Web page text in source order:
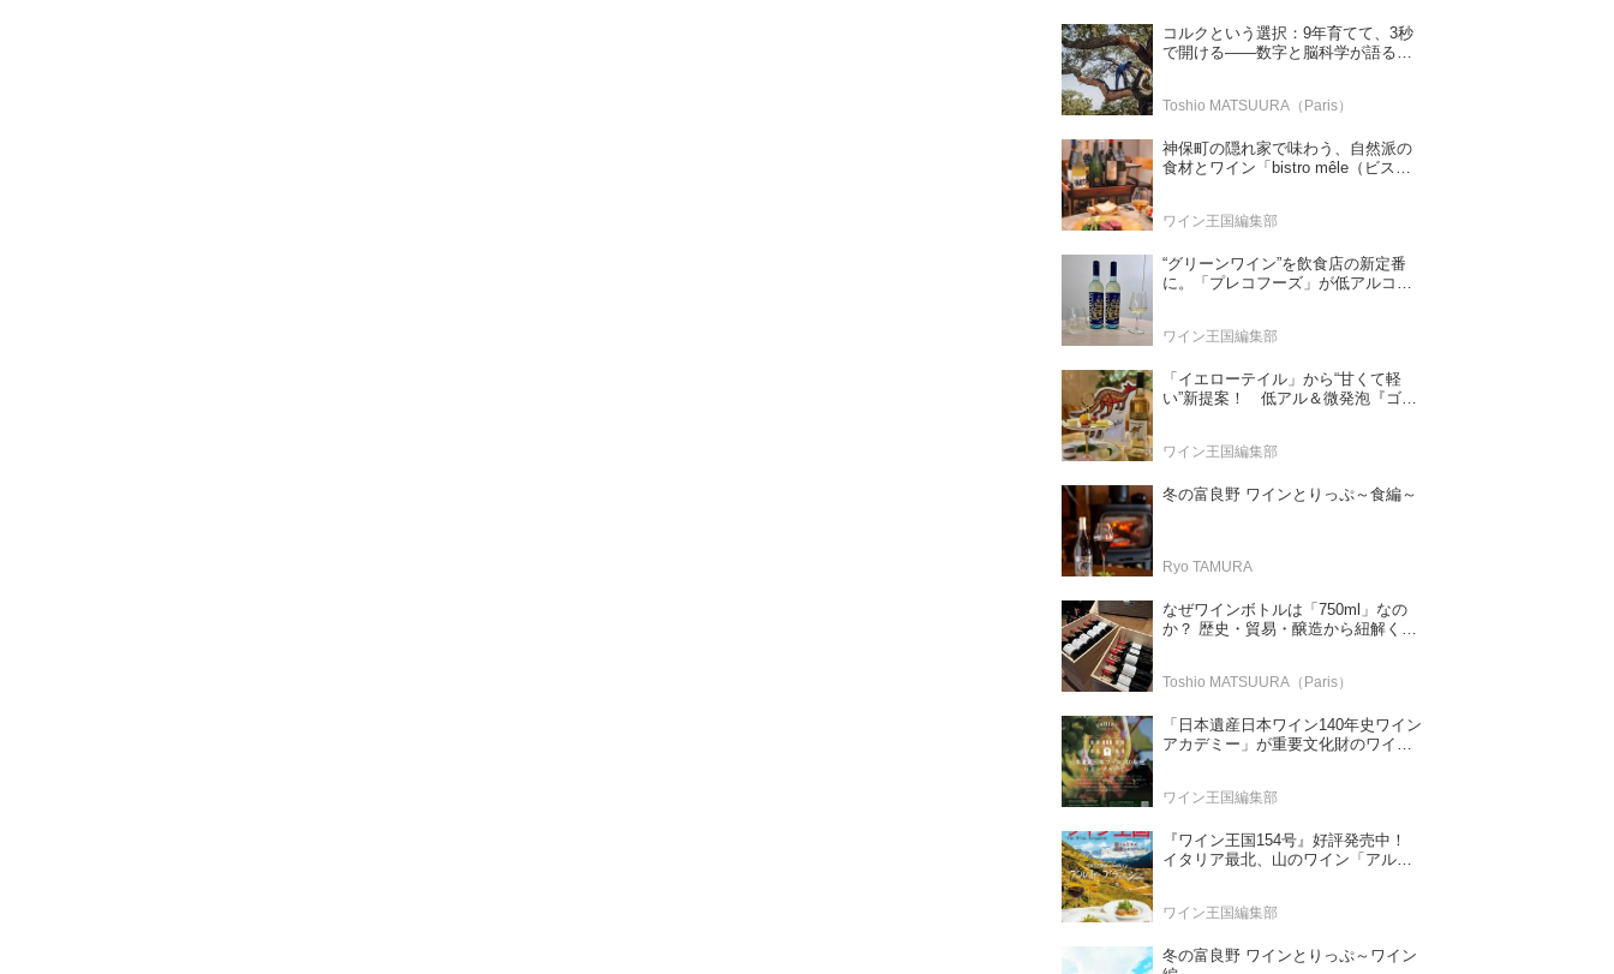
コルクという選択：9年育てて、3秒
で開ける——数字と脳科学が語る栓
Toshio MATSUURA（Paris）
神保町の隠れ家で味わう、自然派の
食材とワイン「bistro mêle（ビスト
ワイン王国編集部
“グリーンワイン”を飲食店の新定番
に。「プレコフーズ」が低アルコー
ワイン王国編集部
「イエローテイル」から“甘くて軽
い”新提案！ 低アル＆微発泡『ゴー
ワイン王国編集部
冬の富良野 ワインとりっぷ～食編～
Ryo TAMURA
なぜワインボトルは「750ml」なの
か？ 歴史・貿易・醸造から紐解く4
Toshio MATSUURA（Paris）
「日本遺産日本ワイン140年史ワイン
アカデミー」が重要文化財のワイナ
ワイン王国編集部
『ワイン王国154号』好評発売中！
イタリア最北、山のワイン「アル
特集「この夏の主役！ ナチュラルな
ワイン王国編集部
冬の富良野 ワインとりっぷ～ワイン